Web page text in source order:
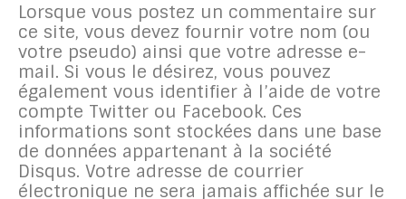
Lorsque vous postez un commentaire sur
ce site, vous devez fournir votre nom (ou
votre pseudo) ainsi que votre adresse e-
mail. Si vous le désirez, vous pouvez
également vous identifier à l’aide de votre
compte Twitter ou Facebook. Ces
informations sont stockées dans une base
de données appartenant à la société
Disqus. Votre adresse de courrier
électronique ne sera jamais affichée sur le